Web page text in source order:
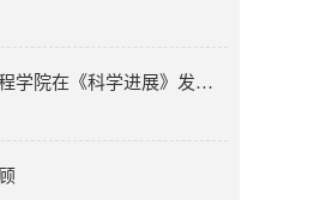
在《科学进展》发表研究成果